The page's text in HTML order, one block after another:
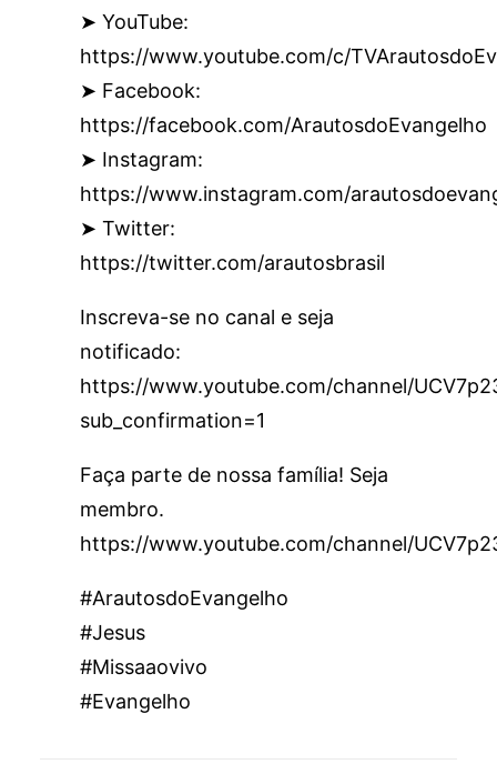
➤ YouTube:
https://www.youtube.com/c/
➤ Facebook:
https://facebook.com/ArautosdoEvangelho
➤ Instagram:
https://www.instagram.com/
➤ Twitter:
https://twitter.com/arautosbrasil
Inscreva-se no canal e seja
notificado:
https://www.youtube.com/channel/
sub_confirmation=1
Faça parte de nossa família! Seja
membro.
https://www.youtube.com/channel/
#ArautosdoEvangelho
#Jesus
#Missaaovivo
#Evangelho